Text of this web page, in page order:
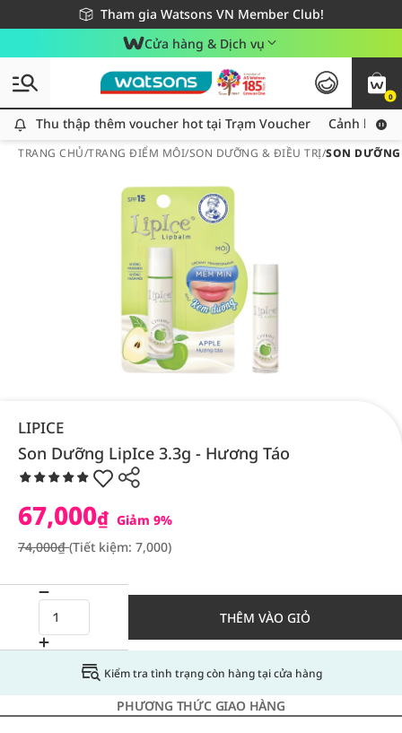
Tham gia Watsons VN Member Club!
Miễn phí giao hàng cho đơn hàng từ 249,000Đ
Giao hàng nhanh 24h - Áp dụng khu vực TP. Hồ Chí Minh
Cửa hàng & Dịch vụ
0
Thu thập thêm voucher hot tại Trạm Voucher
Thu thập thêm voucher hot tại Trạm Voucher Cảnh báo
TRANG CHỦ/TRANG ĐIỂM MÔI/SON DƯỠNG & ĐIỀU TRỊ/SON
LIPICE
Son Dưỡng LipIce 3.3g - Hương Táo
67,000₫ Giảm 9%
74,000₫(Tiết kiệm: 7,000)
THÊM VÀO GIỎ
Kiểm tra tình trạng còn hàng tại cửa hàng
PHƯƠNG THỨC GIAO HÀNG